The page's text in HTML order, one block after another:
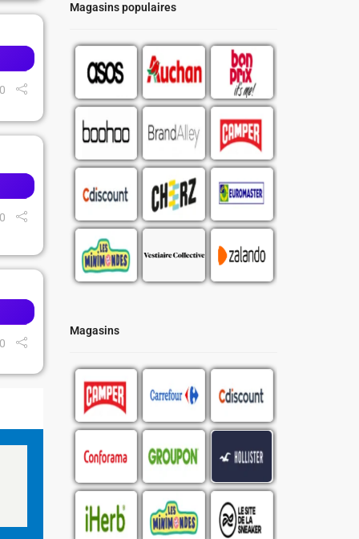
Magasins populaires
Magasins